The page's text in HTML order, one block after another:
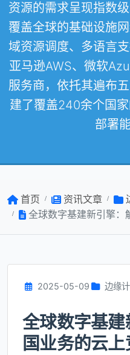
资源的需求呈现指数
覆盖全球的基础设施
域资源调度、多语言
亚马逊AWS、微软
服务商，依托其遍布
建了覆盖240余个国
部署
首页 资讯文章
全球数字基建新引擎：
2025-05-09 边缘
全球数字基
国业务的云